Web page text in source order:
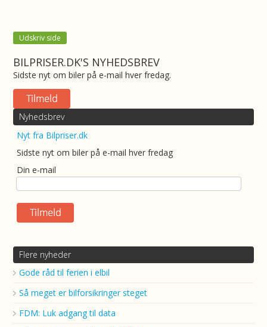
Udskriv side
BILPRISER.DK'S NYHEDSBREV
Sidste nyt om biler på e-mail hver fredag.
Nyhedsbrev
Nyt fra Bilpriser.dk
Sidste nyt om biler på e-mail hver fredag
Din e-mail
Flere nyheder
Gode råd til ferien i elbil
Så meget er bilforsikringer steget
FDM: Luk adgang til data